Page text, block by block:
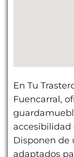
En Tu
Fuencarral,
accesibilidad
Disponen de
adaptados